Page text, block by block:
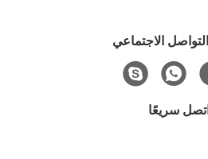
الاجتماعي
اتصل سريعًا